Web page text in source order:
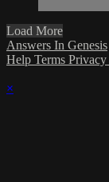
Load More
Answers In Genesis
Help Terms Privacy
×